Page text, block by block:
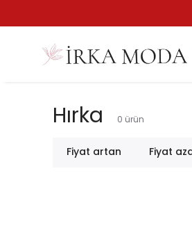
Hırka 0 ürün
Fiyat artan Fiyat